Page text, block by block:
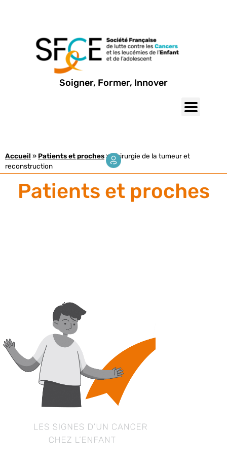
Soigner, Former, Innover
Accueil » Patients et proches»Chirurgie de la tumeur et
reconstruction
Patients et proches